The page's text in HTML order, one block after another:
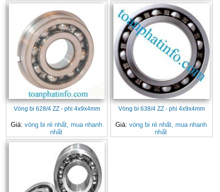
Vòng bi 628/4 ZZ - phi 4x9x4mm
Giá: vòng bi rẻ nhất, mua nhanh
nhất
Vòng bi 638/4 ZZ - phi 4x9x4mm
Giá: vòng bi rẻ nhất, mua nhanh
nhất